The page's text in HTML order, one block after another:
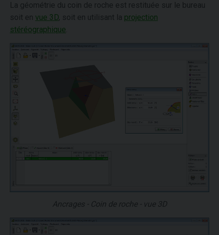
La géométrie du coin de roche est restituée sur le bureau
soit en vue 3D, soit en utilisant la projection
stéréographique
Ancrages - Coin de roche - vue 3D